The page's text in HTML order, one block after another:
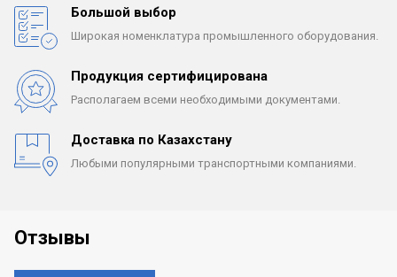
Большой выбор
Широкая номенклатура промышленного оборудования.
Продукция сертифицирована
Располагаем всеми необходимыми документами.
Доставка по Казахстану
Любыми популярными транспортными компаниями.
Отзывы